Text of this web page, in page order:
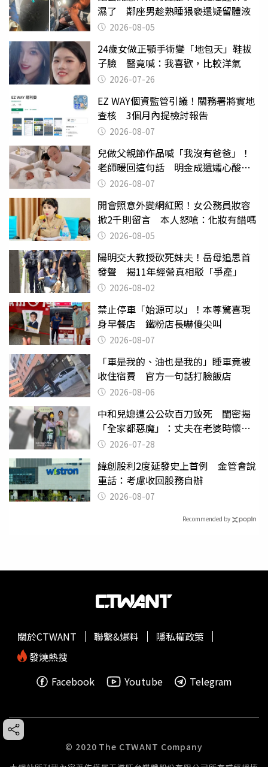
濕了 鄰座男趁熟睡猥褻還疑留體液
2026-08-05
24歲女做正顎手術變「地包天」鞋拔
子臉 醫竟喊：我喜歡，比較洋氣
2026-07-26
EZ WAY個資監管引議！關務署將實地
查核 3個月內提檢討報告
2026-08-07
兒做父親節作品喊「我沒有爸爸」！
老師暖回這句話 明金成遺孀心酸惹
淚 2026-08-07
開會照意外變網紅照！女公務員妝容
掀2千則留言 本人怒嗆：化妝有錯嗎
2026-08-05
陽明交大教授砍死妹夫！岳母追思首
發聲 揭11年經營真相駁「爭產」
2026-08-02
禁止停車「始源可以」！本尊驚喜現
身早餐店 鐵粉店長嚇傻尖叫
2026-08-07
「車是我的、油也是我的」睡車竟被
收住宿費 官方一句話打臉飯店
2026-08-06
中和兒媳遭公公砍百刀致死 閨密揭
「全家都惡魔」：丈夫在老婆時懷孕
摔東西
2026-07-28
緯創股利2度延發史上首例 金管會說
重話：考慮收回股務自辦
2026-08-07
Recommended by
關於CTWANT 聯繫&爆料
隱私權政策
發燒熱搜
Facebook
Youtube Telegram
© 2020 The CTWANT Company